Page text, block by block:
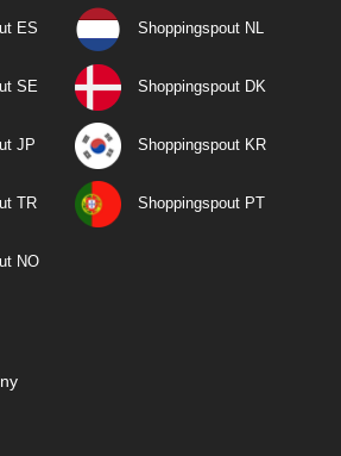
ES Shoppingspout NL
SE Shoppingspout DK
JP Shoppingspout KR
TR Shoppingspout PT
NO